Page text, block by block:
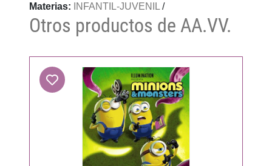
Materias:
INFANTIL-JUVENIL /
Otros productos de AA.VV.